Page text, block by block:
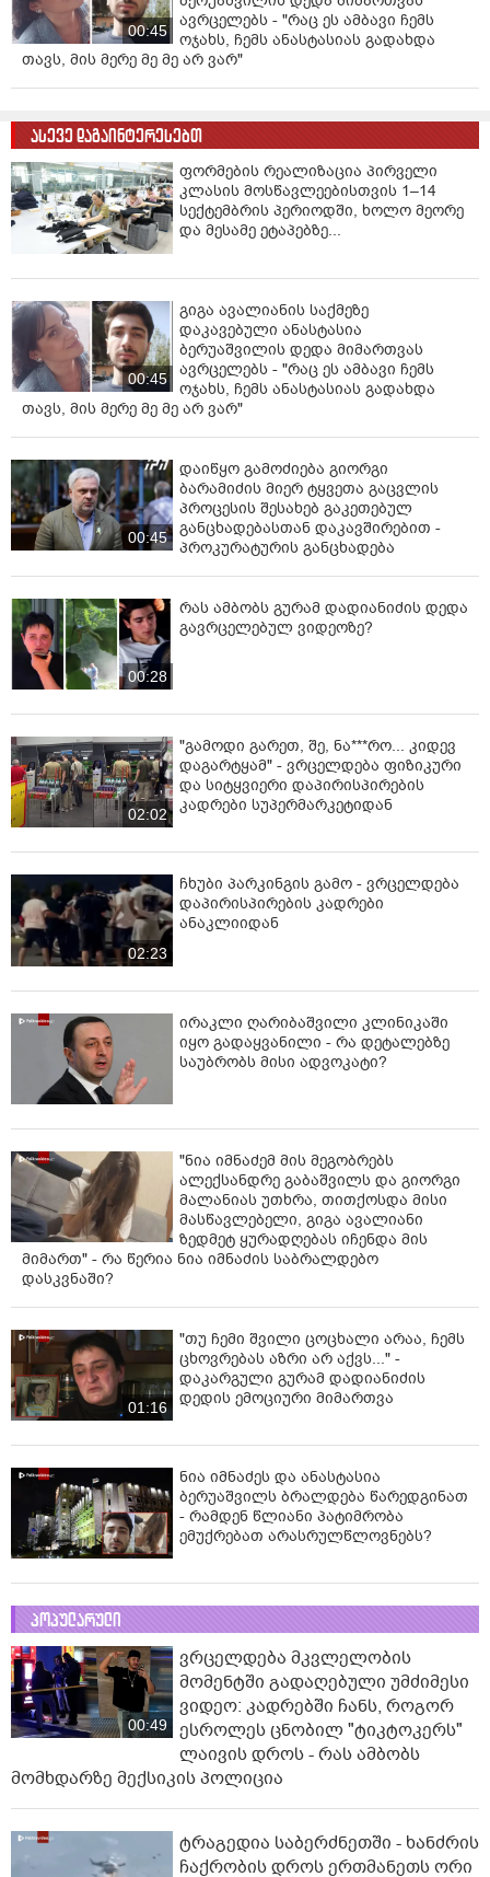
ო, როგორ ხარხარებს სამყარო,
ო, როგორ შეშლილი ჟამია”, – წერს ტარიელ
ხარხელაური.
00:45
ავრცელებს - "რაც ეს ამბავი ჩემს
ოჯახს, ჩემს ანასტასიას გადახდა
თავს, მის მერე მე მე არ ვარ"
ასევე დაგაინტერესებთ
ფორმების რეალიზაცია პირველი
კლასის მოსწავლეებისთვის 1–14
სექტემბრის პერიოდში, ხოლო მეორე
და მესამე ეტაპებზე...
00:45
გიგა ავალიანის საქმეზე
დაკავებული ანასტასია
ბერუაშვილის დედა მიმართვას
ავრცელებს - "რაც ეს ამბავი ჩემს
ოჯახს, ჩემს ანასტასიას გადახდა
თავს, მის მერე მე მე არ ვარ"
00:45
დაიწყო გამოძიება გიორგი
ბარამიძის მიერ ტყვეთა გაცვლის
პროცესის შესახებ გაკეთებულ
განცხადებასთან დაკავშირებით -
პროკურატურის განცხადება
00:28
რას ამბობს გურამ დადიანიძის დედა
გავრცელებულ ვიდეოზე?
02:02
"გამოდი გარეთ, შე, ნა***რო... კიდევ
დაგარტყამ" - ვრცელდება ფიზიკური
და სიტყვიერი დაპირისპირების
კადრები სუპერმარკეტიდან
02:23
ჩხუბი პარკინგის გამო - ვრცელდება
დაპირისპირების კადრები
ანაკლიიდან
ირაკლი ღარიბაშვილი კლინიკაში
იყო გადაყვანილი - რა დეტალებზე
საუბრობს მისი ადვოკატი?
"ნია იმნაძემ მის მეგობრებს
ალექსანდრე გაბაშვილს და გიორგი
მალანიას უთხრა, თითქოსდა მისი
მასწავლებელი, გიგა ავალიანი
ზედმეტ ყურადღებას იჩენდა მის
მიმართ" - რა წერია ნია იმნაძის საბრალდებო
დასკვნაში?
01:16
"თუ ჩემი შვილი ცოცხალი არაა, ჩემს
ცხოვრებას აზრი არ აქვს..." -
დაკარგული გურამ დადიანიძის
დედის ემოციური მიმართვა
ნია იმნაძეს და ანასტასია
ბერუაშვილს ბრალდება წარედგინათ
- რამდენ წლიანი პატიმრობა
ემუქრებათ არასრულწლოვნებს?
პოპულარული
00:49
ვრცელდება მკვლელობის
მომენტში გადაღებული უმძიმესი
ვიდეო: კადრებში ჩანს, როგორ
ესროლეს ცნობილ "ტიკტოკერს"
ლაივის დროს - რას ამბობს
მომხდარზე მექსიკის პოლიცია
ტრაგედია საბერძნეთში - ხანძრის
ჩაქრობის დროს ერთმანეთს ორი